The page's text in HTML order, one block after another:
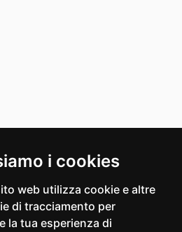
i cookies
web utilizza cookie e altre
di tracciamento per
la tua esperienza di